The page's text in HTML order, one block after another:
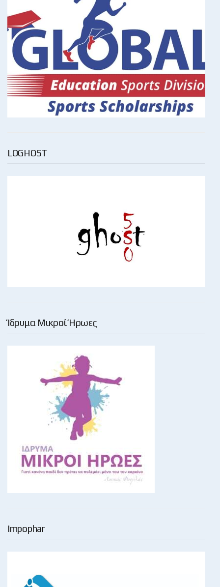
LOGHOST
Ίδρυμα Μικροί Ήρωες
Impophar